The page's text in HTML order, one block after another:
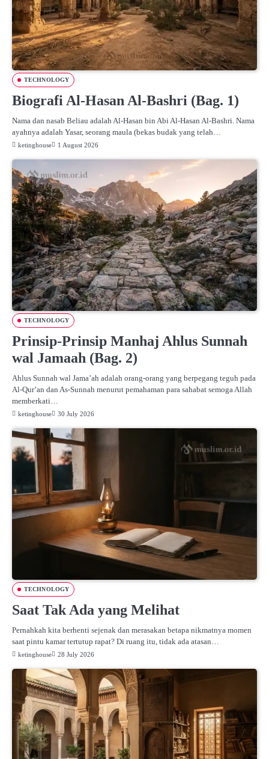
TECHNOLOGY
Biografi Al-Hasan Al-Bashri (Bag. 1)
Nama dan nasab Beliau adalah Al-Hasan bin Abi Al-Hasan Al-Bashri. Nama
ayahnya adalah Yasar, seorang maula (bekas budak yang telah…
ketinghouse 1 August 2026
TECHNOLOGY
Prinsip-Prinsip Manhaj Ahlus Sunnah
wal Jamaah (Bag. 2)
Ahlus Sunnah wal Jama’ah adalah orang-orang yang berpegang teguh pada
Al-Qur’an dan As-Sunnah menurut pemahaman para sahabat semoga Allah
memberkati…
ketinghouse 30 July 2026
TECHNOLOGY
Saat Tak Ada yang Melihat
Pernahkah kita berhenti sejenak dan merasakan betapa nikmatnya momen
saat pintu kamar tertutup rapat? Di ruang itu, tidak ada atasan…
ketinghouse 28 July 2026